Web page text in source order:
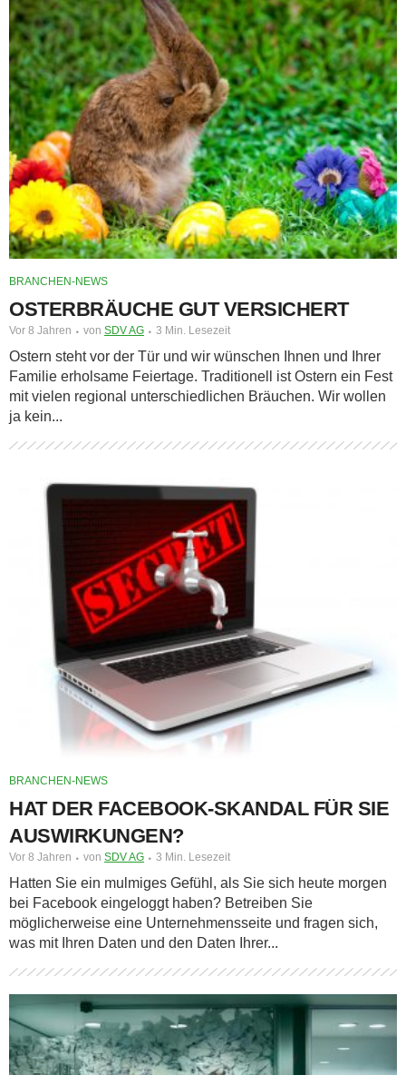
BRANCHEN-NEWS
OSTERBRÄUCHE GUT VERSICHERT
Vor 8 Jahren von SDV AG 3 Min. Lesezeit
Ostern steht vor der Tür und wir wünschen Ihnen und Ihrer
Familie erholsame Feiertage. Traditionell ist Ostern ein Fest
mit vielen regional unterschiedlichen Bräuchen. Wir wollen
ja kein...
BRANCHEN-NEWS
HAT DER FACEBOOK-SKANDAL FÜR SIE
AUSWIRKUNGEN?
Vor 8 Jahren von SDV AG 3 Min. Lesezeit
Hatten Sie ein mulmiges Gefühl, als Sie sich heute morgen
bei Facebook eingeloggt haben? Betreiben Sie
möglicherweise eine Unternehmensseite und fragen sich,
was mit Ihren Daten und den Daten Ihrer...